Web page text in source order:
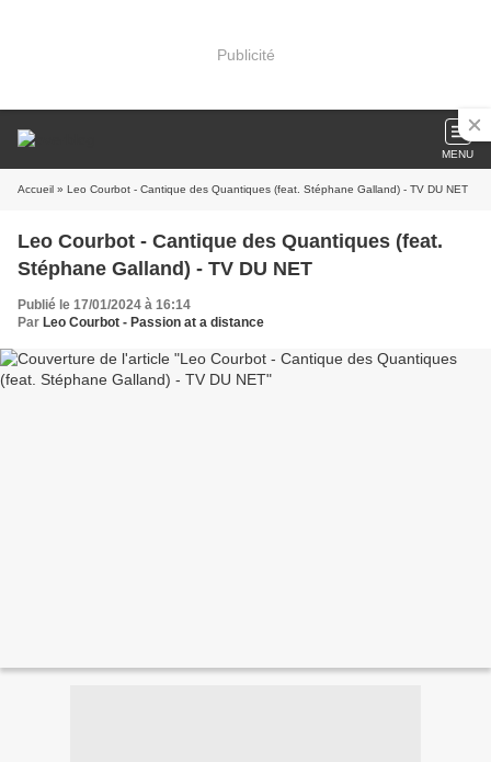
Publicité
MENU
Accueil » Leo Courbot - Cantique des Quantiques (feat. Stéphane Galland) - TV DU NET
Leo Courbot - Cantique des Quantiques (feat.
Stéphane Galland) - TV DU NET
Publié le 17/01/2024 à 16:14
Par Leo Courbot - Passion at a distance